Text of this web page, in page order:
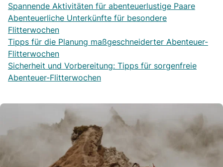
Spannende Aktivitäten für abenteuerlustige Paare
Abenteuerliche Unterkünfte für besondere
Flitterwochen
Tipps für die Planung maßgeschneiderter Abenteuer-
Flitterwochen
Sicherheit und Vorbereitung: Tipps für sorgenfreie
Abenteuer-Flitterwochen